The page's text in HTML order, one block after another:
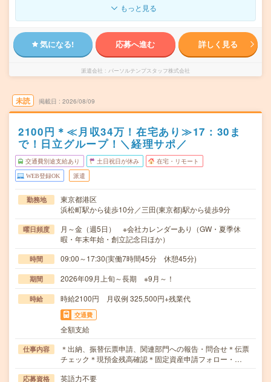
もっと見る
気になる! 応募へ進む 詳しく見る
派遣会社 パーソルテンプスタッフ株式会社
未読 掲載日 2026/08/09
2100円＊≪月収34万！在宅あり≫17：30ま
で！日立グループ！＼経理サポ／
交通費別途支給あり 土日祝日が休み 在宅・リモート
WEB登録OK 派遣
勤務地
東京都港区
浜松町駅から徒歩10分／三田(東京都)駅から徒歩9分
曜日頻度
月～金（週5日） ※会社カレンダーあり（GW・夏季休
暇・年末年始・創立記念日ほか）
時間 09:00～17:30(実働7時間45分 休憩45分)
期間 2026年09月上旬～長期 ※9月～！
時給 時給2100円 月収例 325,500円+残業代
交通費
全額支給
仕事内容
＊出納、振替伝票申請、関連部門への報告・問合せ＊伝票
チェック＊現預金残高確認＊固定資産申請フォロー・…
応募資格
英語力不要